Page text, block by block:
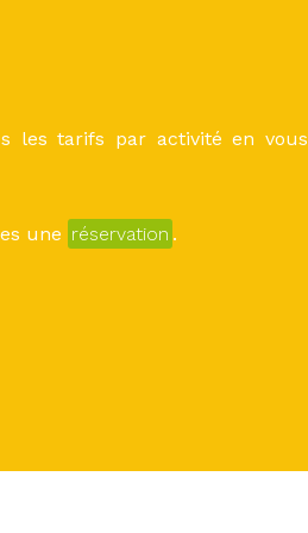
les tarifs par activité en vous
une réservation .